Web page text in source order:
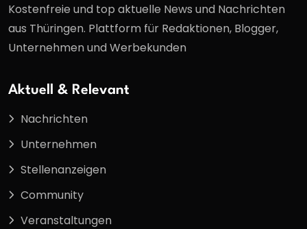
Kostenfreie und top aktuelle News und Nachrichten
aus Thüringen. Plattform für Redaktionen, Blogger,
Unternehmen und Werbekunden
Aktuell & Relevant
Nachrichten
Unternehmen
Stellenanzeigen
Community
Veranstaltungen